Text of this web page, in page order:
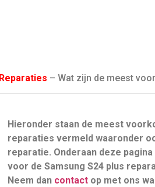
Reparaties – Wat zijn de meest
Hieronder staan de meest
reparaties vermeld waaronder
reparatie. Onderaan deze
voor de Samsung S24 plus
Neem dan contact op met ons